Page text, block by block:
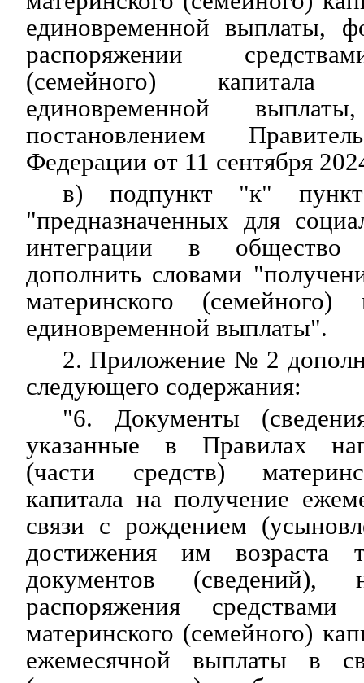
единовременной выплаты,
распоряжении
(семейного)
единовременной
постановлением
Федерации от 11 сентября
в) подпункт "к"
"предназначенных для
интеграции в общество
дополнить словами
материнского
единовременной выплаты".
2. Приложение № 2
следующего содержания:
"6. Документы
указанные в Правилах
(части средств)
капитала на получение
связи с рождением
достижения им возраста
документов (сведений),
распоряжения
материнского (семейного)
ежемесячной выплаты в